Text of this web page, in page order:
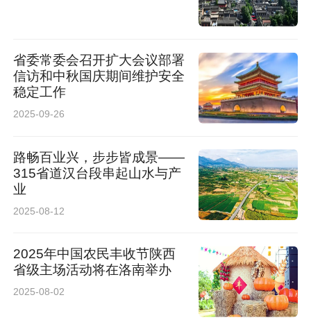
理论与实践的交响
书中既有对军队管理、经济改革的专业思考，如
《经费“联审会签”中存在的问题解决办法》《对
商洛市尾矿资源综合利用的实践与思考》等论文
省委常委会召开扩大会议部署
信访和中秋国庆期间维护安全
稳定工作
2025-09-26
路畅百业兴，步步皆成景——
315省道汉台段串起山水与产
业
2025-08-12
2025年中国农民丰收节陕西
省级主场活动将在洛南举办
2025-08-02